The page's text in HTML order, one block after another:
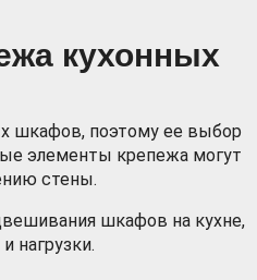
кухонных
шкафов, поэтому ее выбор
элементы крепежа могут
стены.
шкафов на кухне,
нагрузки.